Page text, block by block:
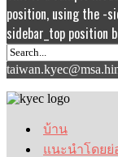
position, using the -
sidebar_top position
บ้าน
แนะนำโดยย่